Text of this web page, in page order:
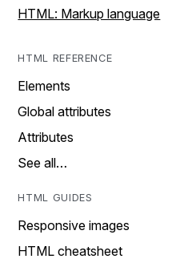
HTML: Markup language
HTML REFERENCE
Elements
Global attributes
Attributes
See all…
HTML GUIDES
Responsive images
HTML cheatsheet